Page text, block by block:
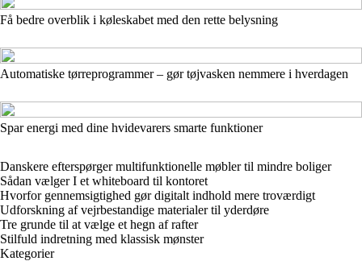
Få bedre overblik i køleskabet med den rette belysning
Automatiske tørreprogrammer – gør tøjvasken nemmere i hverdagen
Spar energi med dine hvidevarers smarte funktioner
Danskere efterspørger multifunktionelle møbler til mindre boliger
Sådan vælger I et whiteboard til kontoret
Hvorfor gennemsigtighed gør digitalt indhold mere troværdigt
Udforskning af vejrbestandige materialer til yderdøre
Tre grunde til at vælge et hegn af rafter
Stilfuld indretning med klassisk mønster
Kategorier